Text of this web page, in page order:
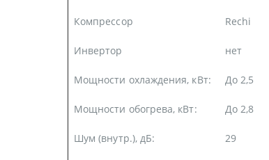
Компрессор Rechi
Инвертор нет
Мощности охлаждения, кВт: До 2,5
Мощности обогрева, кВт: До 2,8
Шум (внутр.), дБ: 29